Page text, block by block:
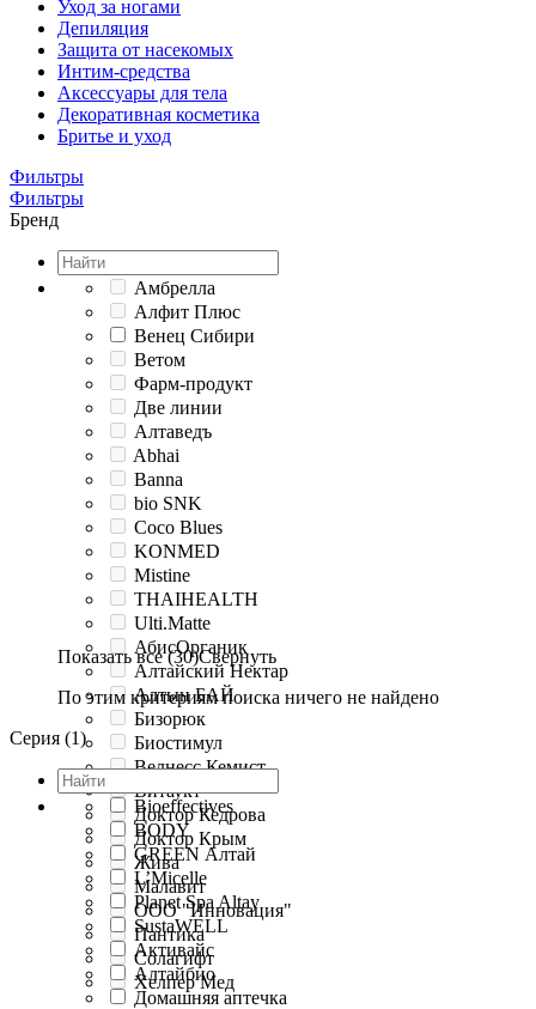
Уход за ногами
Депиляция
Защита от насекомых
Интим-средства
Аксессуары для тела
Декоративная косметика
Бритье и уход
Фильтры
Фильтры
Бренд
Амбрелла
Алфит Плюс
Венец Сибири
Ветом
Фарм-продукт
Две линии
Алтаведъ
Abhai
Banna
bio SNK
Coco Blues
KONMED
Mistine
THAIHEALTH
Ulti.Matte
АбисОрганик
Алтайский Нектар
Алтын БАЙ
Бизорюк
Биостимул
Велнесс Кемист
Витаукт
Доктор Кедрова
Доктор Крым
Жива
Малавит
ООО "Инновация"
Пантика
Солагифт
Хелпер Мед
Показать все (30)Свернуть
По этим критериям поиска ничего не найдено
Серия (1)
Bioeffectives
BODY
GREEN Алтай
L’Micelle
Planet Spa Altay
SustaWELL
Активайс
Алтайбио
Домашняя аптечка